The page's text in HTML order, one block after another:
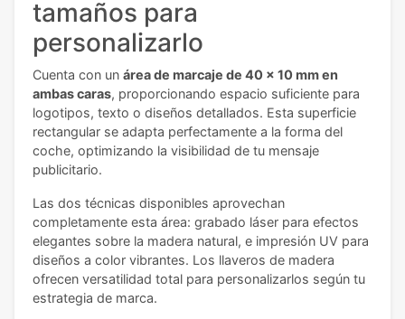
tamaños para
personalizarlo
Cuenta con un área de marcaje de 40 x 10 mm en
ambas caras, proporcionando espacio suficiente para
logotipos, texto o diseños detallados. Esta superficie
rectangular se adapta perfectamente a la forma del
coche, optimizando la visibilidad de tu mensaje
publicitario.
Las dos técnicas disponibles aprovechan
completamente esta área: grabado láser para efectos
elegantes sobre la madera natural, e impresión UV para
diseños a color vibrantes. Los llaveros de madera
ofrecen versatilidad total para personalizarlos según tu
estrategia de marca.